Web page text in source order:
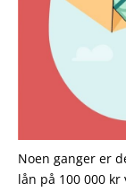
Noen ganger er
lån på 100 000